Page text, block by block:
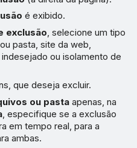
é exibido.
exclusão , selecione um tipo
pasta, site da web,
ou isolamento de
que deseja excluir.
ou pasta apenas, na
, especifique se a exclusão
em tempo real, para a
ambas.